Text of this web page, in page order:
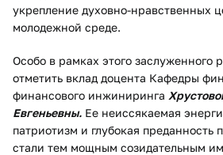
укрепление духовно-нравственных
молодежной среде.
Особо в рамках этого заслуженного
отметить вклад доцента Кафедры
финансового инжиниринга
Евгеньевны. Ее неиссякаемая
патриотизм и глубокая преданность
стали тем мощным созидательным